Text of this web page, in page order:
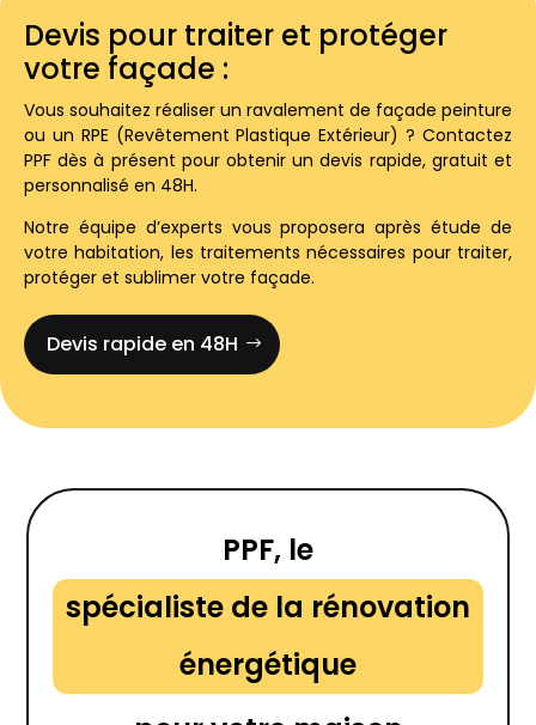
Devis pour traiter et protéger
votre façade :
Vous souhaitez réaliser un ravalement de façade peinture
ou un RPE (Revêtement Plastique Extérieur) ? Contactez
PPF dès à présent pour obtenir un devis rapide, gratuit et
personnalisé en 48H.
Notre équipe d’experts vous proposera après étude de
votre habitation, les traitements nécessaires pour traiter,
protéger et sublimer votre façade.
Devis rapide en 48H
PPF, le
spécialiste de la rénovation
énergétique